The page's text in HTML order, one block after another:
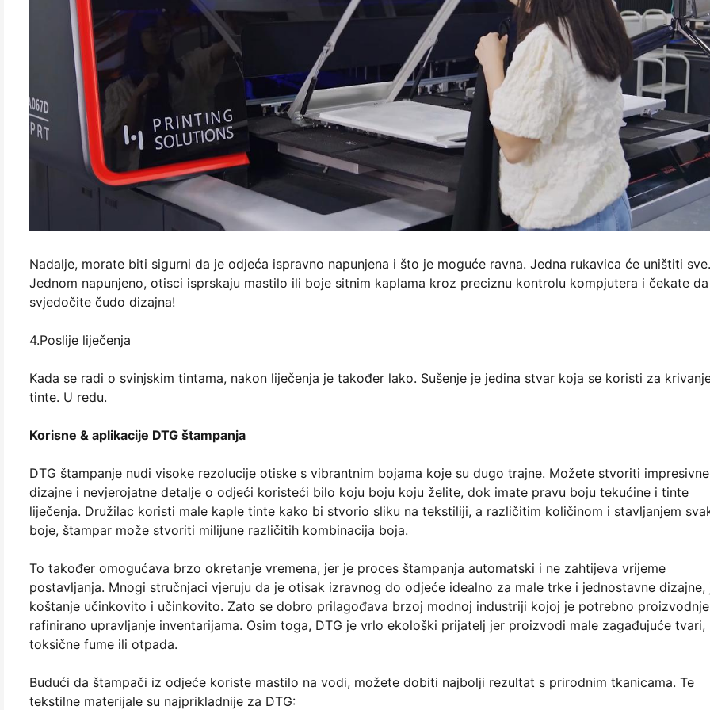
Nadalje, morate biti sigurni da je odjeća ispravno napunjena i što je moguće ravna. Jedna rukavica će uništiti sve.
Jednom napunjeno, otisci isprskaju mastilo ili boje sitnim kaplama kroz preciznu kontrolu kompjutera i čekate da
svjedočite čudo dizajna!
4.Poslije liječenja
Kada se radi o svinjskim tintama, nakon liječenja je također lako. Sušenje je jedina stvar koja se koristi za
tinte. U redu.
Korisne & aplikacije DTG štampanja
DTG štampanje nudi visoke rezolucije otiske s vibrantnim bojama koje su dugo trajne. Možete stvoriti impresivne
dizajne i nevjerojatne detalje o odjeći koristeći bilo koju boju koju želite, dok imate pravu boju tekućine i tinte
liječenja. Družilac koristi male kaple tinte kako bi stvorio sliku na tekstiliji, a različitim količinom i stavljanjem
boje, štampar može stvoriti milijune različitih kombinacija boja.
To također omogućava brzo okretanje vremena, jer je proces štampanja automatski i ne zahtijeva vrijeme
postavljanja. Mnogi stručnjaci vjeruju da je otisak izravnog do odjeće idealno za male trke i jednostavne dizajne,
koštanje učinkovito i učinkovito. Zato se dobro prilagođava brzoj modnoj industriji kojoj je potrebno
rafinirano upravljanje inventarijama. Osim toga, DTG je vrlo ekološki prijatelj jer proizvodi male zagađujuće tvari,
toksične fume ili otpada.
Budući da štampači iz odjeće koriste mastilo na vodi, možete dobiti najbolji rezultat s prirodnim tkanicama. Te
tekstilne materijale su najprikladnije za DTG: